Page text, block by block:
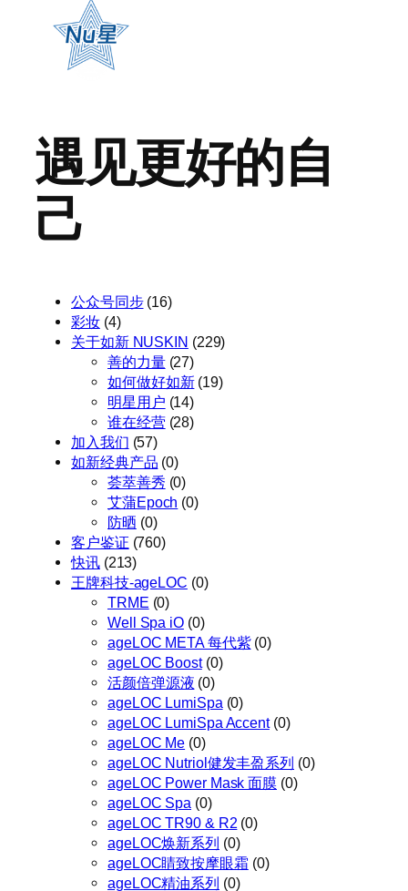
遇见更好的自
己
公众号同步(16)
彩妆(4)
关于如新 NUSKIN (229)
善的力量(27)
如何做好如新(19)
明星用户 (14)
谁在经营(28)
加入我们 (57)
如新经典产品 (0)
荟萃善秀 (0)
艾蒲Epoch (0)
防晒 (0)
客户鉴证 (760)
快讯(213)
王牌科技-ageLOC (0)
TRME (0)
Well Spa iO(0)
ageLOC META 每代紫(0)
ageLOC Boost(0)
活颜倍弹源液 (0)
ageLOC LumiSpa (0)
ageLOC LumiSpa Accent(0)
ageLOC Me (0)
ageLOC Nutriol健发丰盈系列 (0)
ageLOC Power Mask 面膜 (0)
ageLOC Spa (0)
ageLOC TR90 & R2 (0)
ageLOC焕新系列 (0)
ageLOC睛致按摩眼霜 (0)
ageLOC精油系列 (0)